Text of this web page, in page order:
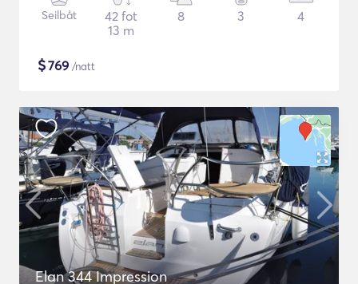
Seilbåt
42 fot
13 m
8 3 4
$769 /natt
Elan 344 Impression